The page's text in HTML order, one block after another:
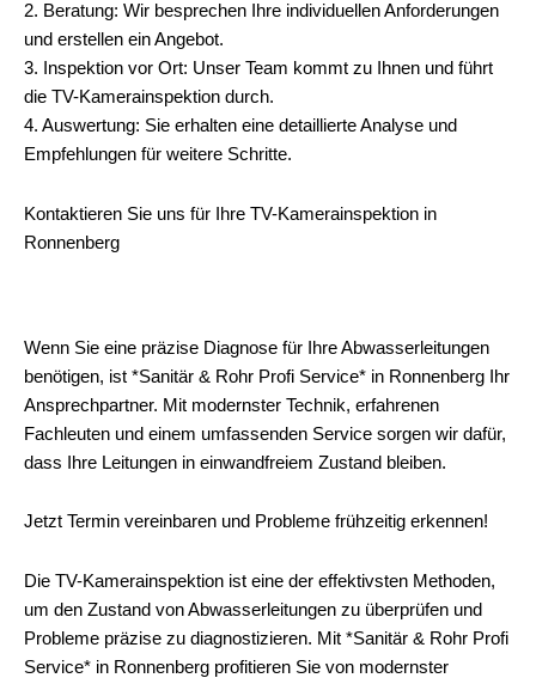
2. Beratung: Wir besprechen Ihre individuellen Anforderungen
und erstellen ein Angebot.
3. Inspektion vor Ort: Unser Team kommt zu Ihnen und führt
die TV-Kamerainspektion durch.
4. Auswertung: Sie erhalten eine detaillierte Analyse und
Empfehlungen für weitere Schritte.
Kontaktieren Sie uns für Ihre TV-Kamerainspektion in
Ronnenberg
Wenn Sie eine präzise Diagnose für Ihre Abwasserleitungen
benötigen, ist *Sanitär & Rohr Profi Service* in Ronnenberg Ihr
Ansprechpartner. Mit modernster Technik, erfahrenen
Fachleuten und einem umfassenden Service sorgen wir dafür,
dass Ihre Leitungen in einwandfreiem Zustand bleiben.
Jetzt Termin vereinbaren und Probleme frühzeitig erkennen!
Die TV-Kamerainspektion ist eine der effektivsten Methoden,
um den Zustand von Abwasserleitungen zu überprüfen und
Probleme präzise zu diagnostizieren. Mit *Sanitär & Rohr Profi
Service* in Ronnenberg profitieren Sie von modernster